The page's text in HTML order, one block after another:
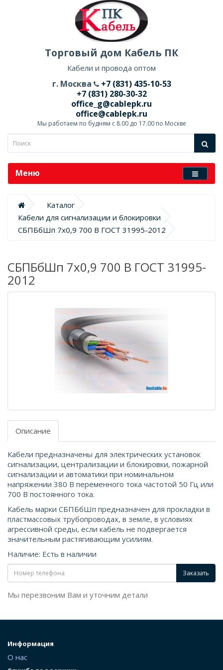
Торговый дом Кабель ПК
Кабели и провода оптом
г. Москва
+7 (831) 435-10-53
+7 (831) 280-30-32
office_g@cablepk.ru
office@cablepk.ru
Мы работаем по будням с 8.00 до 17.00 по Москве
Меню
Каталог
Кабели для сигнализации и блокировки
СБПБбШп 7х0,9 700 В ГОСТ 31995-2012
СБПБбШп 7х0,9 700 В ГОСТ 31995-
2012
Описание
Кабели предназначены для электрических установок
сигнализации, централизации и блокировки, пожарной
сигнализации и автоматики при номинальном
напряжении 380 В переменного тока частотой 50 Гц или
700 В постоянного тока.
Кабель марки СБПБбШп предназначен для прокладки в
пластмассовых трубопроводах, в земле, в условиях
агрессивной среды, если кабель не подвергается
значительным растягивающим усилиям.
Наличие: Есть в наличии
Заказать
Мы перезвоним Вам и уточним детали
Информация
О нас